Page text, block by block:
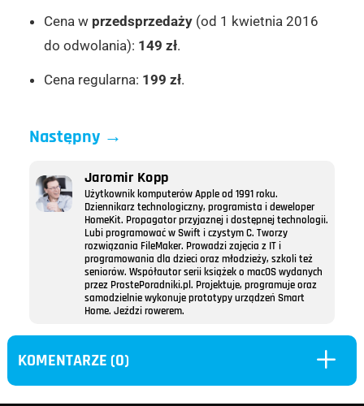
Cena w przedsprzedaży(od 1 kwietnia 2016
do odwolania): 149 zł.
Cena regularna: 199 zł.
Następny→
Jaromir Kopp
Użytkownik komputerów Apple od 1991 roku.
Dziennikarz technologiczny, programista i deweloper
HomeKit. Propagator przyjaznej i dostępnej technologii.
Lubi programować w Swift i czystym C. Tworzy
rozwiązania FileMaker. Prowadzi zajęcia z IT i
programowania dla dzieci oraz młodzieży, szkoli też
seniorów. Współautor serii książek o macOS wydanych
przez ProstePoradniki.pl. Projektuje, programuje oraz
samodzielnie wykonuje prototypy urządzeń Smart
Home. Jeździ rowerem.
KOMENTARZE (0) L